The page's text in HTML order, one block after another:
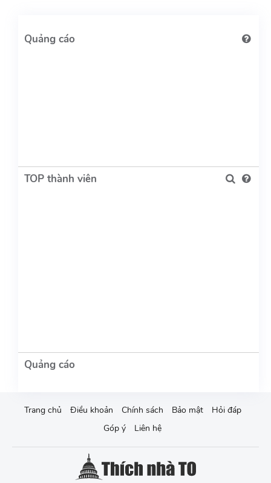
TOP thành viên
Trang chủ Điều khoản Chính sách Bảo mật
Hỏi đáp
Góp ý
Liên hệ